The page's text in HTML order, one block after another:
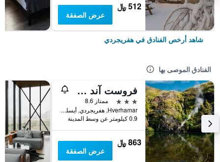
512 ﷼
عرض الصفقة
شاهد أرخص الفنادق في هفريجردي
الفنادق الموصى بها
فروست آند فاير بوتيك هوتل
3 نجوم
ممتاز 8.6
Hverhamar, هفريجردي, أيسلندا
0.9 كيلومتر عن وسط المدينة
863 ﷼
عرض الصفقة